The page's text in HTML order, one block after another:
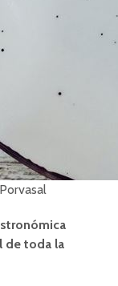
de toda la